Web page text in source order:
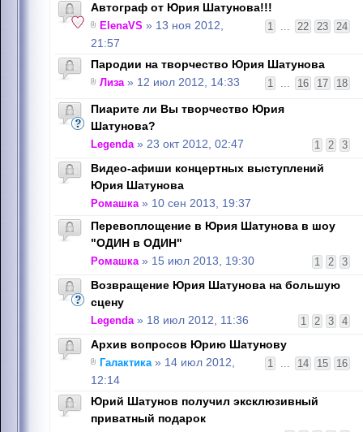
Автограф от Юрия Шатунова!!!
1 ... 22 23 24
ElenaVS » 13 ноя 2012,
21:57
Пародии на творчество Юрия Шатунова
1 ... 16 17 18
Лиза» 12 июл 2012, 14:33
Пиарите ли Вы творчество Юрия
Шатунова?
1 2 3
Legenda» 23 окт 2012, 02:47
Видео-афиши концертных выступлений
Юрия Шатунова
Ромашка» 10 сен 2013, 19:37
Перевоплощение в Юрия Шатунова в шоу
"ОДИН в ОДИН"
1 2 3
Ромашка» 15 июл 2013, 19:30
Возвращение Юрия Шатунова на большую
сцену
1 2 3 4
Legenda» 18 июл 2012, 11:36
Архив вопросов Юрию Шатунову
1 ... 14 15 16
Галактика» 14 июл 2012,
12:14
Юрий Шатунов получил эксклюзивный
приватный подарок